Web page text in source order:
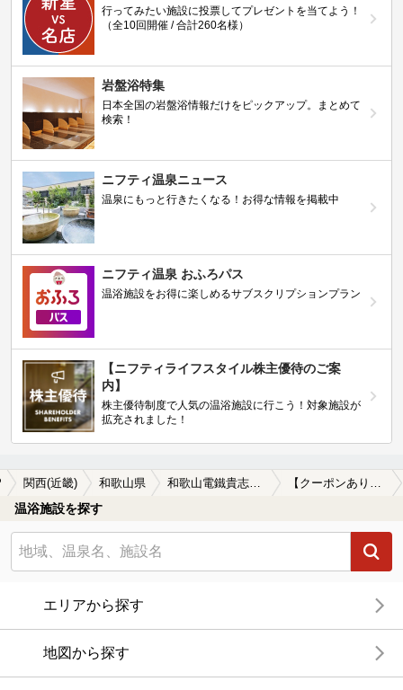
行ってみたい施設に投票してプレゼントを当てよう！
（全10回開催 / 合計260名様）
岩盤浴特集
日本全国の岩盤浴情報だけをピックアップ。まとめて
検索！
ニフティ温泉ニュース
温泉にもっと行きたくなる！お得な情報を掲載中
ニフティ温泉 おふろパス
温浴施設をお得に楽しめるサブスクリプションプラン
【ニフティライフスタイル株主優待のご案
内】
株主優待制度で人気の温浴施設に行こう！対象施設が
拡充されました！
関西(近畿) 和歌山県 和歌山電鐵貴志川線 【クーポンあり】サウナ付きの和歌山電鐵貴志川線周辺の温泉、日帰り温泉、スーパー銭湯を探す
温浴施設を探す
エリアから探す
地図から探す